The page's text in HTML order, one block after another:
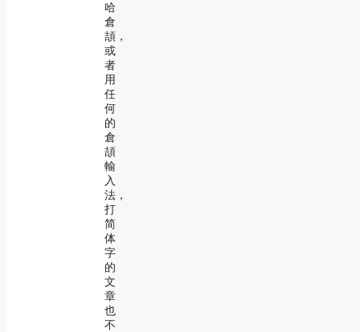
哈
倉
頡，
或
者
用
任
何
的
倉
頡
輸
入
法，
打
简
体
字
的
文
章
也
不